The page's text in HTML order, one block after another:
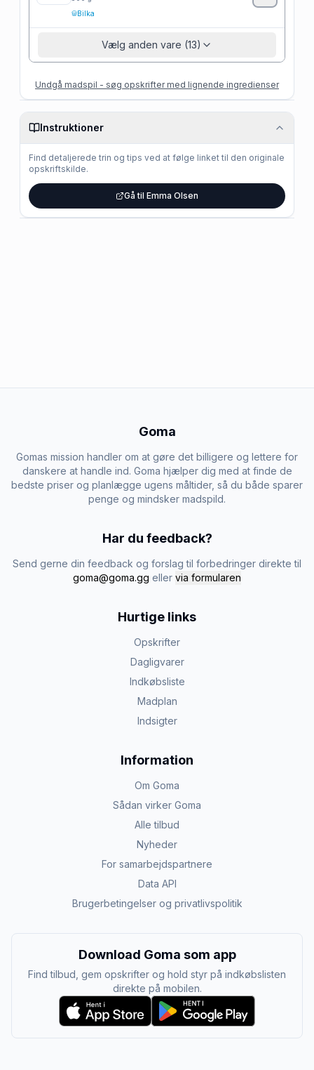
Bilka
Vælg anden vare (13)
Undgå madspil - søg opskrifter med lignende ingredienser
Instruktioner
Find detaljerede trin og tips ved at følge linket til den originale
opskriftskilde.
Gå til Emma Olsen
Goma
Gomas mission handler om at gøre det billigere og lettere for
danskere at handle ind. Goma hjælper dig med at finde de
bedste priser og planlægge ugens måltider, så du både sparer
penge og mindsker madspild.
Har du feedback?
Send gerne din feedback og forslag til forbedringer direkte til
goma@goma.gg eller via formularen
Hurtige links
Opskrifter
Dagligvarer
Indkøbsliste
Madplan
Indsigter
Information
Om Goma
Sådan virker Goma
Alle tilbud
Nyheder
For samarbejdspartnere
Data API
Brugerbetingelser og privatlivspolitik
Download Goma som app
Find tilbud, gem opskrifter og hold styr på indkøbslisten
direkte på mobilen.